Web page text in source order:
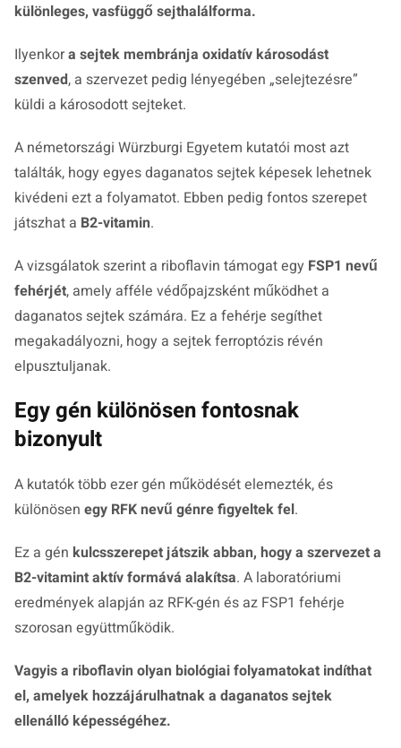
különleges, vasfüggő sejthalálforma.
Ilyenkora sejtek membránja oxidatív károsodást
szenved, a szervezet pedig lényegében „selejtezésre”
küldi a károsodott sejteket.
A németországi Würzburgi Egyetem kutatói most azt
találták, hogy egyes daganatos sejtek képesek lehetnek
kivédeni ezt a folyamatot. Ebben pedig fontos szerepet
játszhat a B2-vitamin.
A vizsgálatok szerint a riboflavin támogat egy FSP1 nevű
fehérjét, amely afféle védőpajzsként működhet a
daganatos sejtek számára. Ez a fehérje segíthet
megakadályozni, hogy a sejtek ferroptózis révén
elpusztuljanak.
Egy gén különösen fontosnak
bizonyult
A kutatók több ezer gén működését elemezték, és
különösen egy RFK nevű génre figyeltek fel.
Ez a gén kulcsszerepet játszik abban, hogy a szervezet a
B2-vitamint aktív formává alakítsa. A laboratóriumi
eredmények alapján az RFK-gén és az FSP1 fehérje
szorosan együttműködik.
Vagyis a riboflavin olyan biológiai folyamatokat indíthat
el, amelyek hozzájárulhatnak a daganatos sejtek
ellenálló képességéhez.